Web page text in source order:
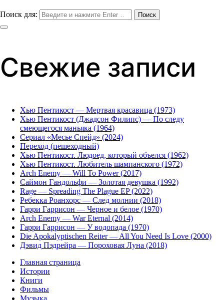
Поиск для:
Свежие записи
Хью Пентикост — Мертвая красавица (1973)
Хью Пентикост (Джадсон Филипс) — По следу
смеющегося маньяка (1964)
Сериал «Месье Спейд» (2024)
Переход (пешеходный)
Хью Пентикост. Людоед, который объелся (1962)
Хью Пентикост. Любитель шампанского (1972)
Arch Enemy — Will To Power (2017)
Саймон Гандольфи — Золотая девушка (1992)
Rage — Spreading The Plague EP (2022)
Ребекка Роанхорс — След молнии (2018)
Гарри Гаррисон — Черное и белое (1970)
Arch Enemy — War Eternal (2014)
Гарри Гаррисон — У водопада (1970)
Die Apokalyptischen Reiter — All You Need Is Love (2000)
Дэвид Пэдрейра — Пороховая Луна (2018)
Главная страница
Истории
Книги
Фильмы
Музыка